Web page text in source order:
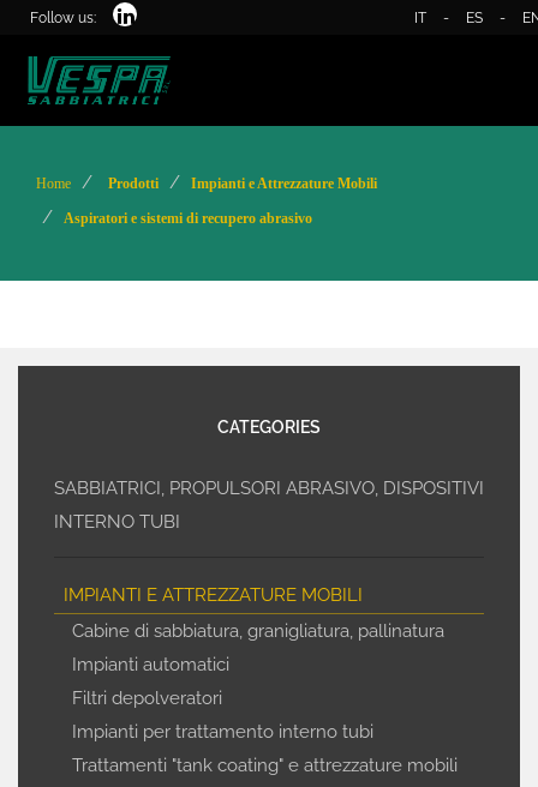
Follow us: IT - ES -
Home Prodotti Impianti e Attrezzature Mobili
Aspiratori e sistemi di recupero abrasivo
CATEGORIES
SABBIATRICI, PROPULSORI ABRASIVO, DISPOSITIVI
INTERNO TUBI
IMPIANTI E ATTREZZATURE MOBILI
Cabine di sabbiatura, granigliatura, pallinatura
Impianti automatici
Filtri depolveratori
Impianti per trattamento interno tubi
Trattamenti "tank coating" e attrezzature mobili